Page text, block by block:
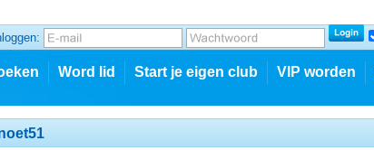
Word lid Start je eigen club VIP worden